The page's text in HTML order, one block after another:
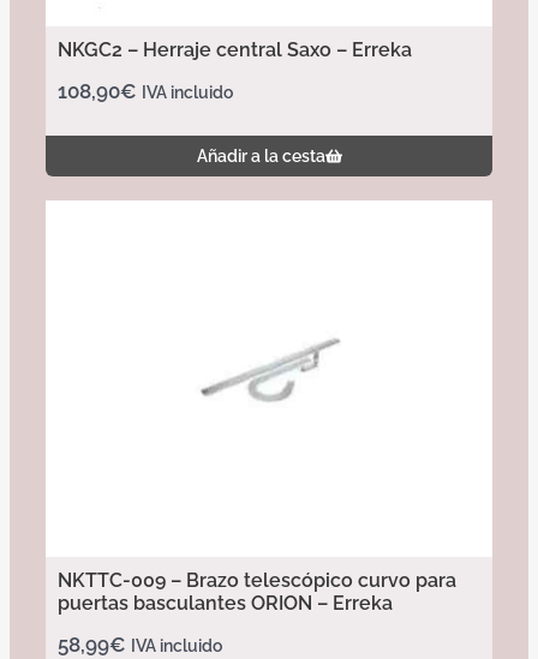
NKGC2 – Herraje central Saxo – Erreka
108,90€ IVA incluido
Añadir a la cesta
NKTTC-009 – Brazo telescópico curvo para
puertas basculantes ORION – Erreka
58,99€ IVA incluido